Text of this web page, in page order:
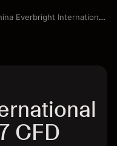
Everbright International Limited
CFD